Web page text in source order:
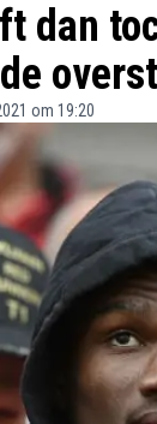
dan
om 19:20